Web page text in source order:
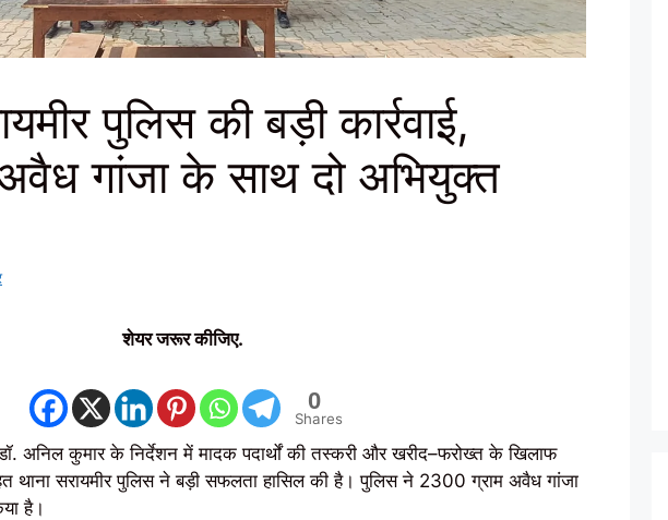
पुलिस की बड़ी कार्रवाई,
गांजा के साथ दो अभियुक्त
शेयर जरूर कीजिए.
0
Shares
अनिल कुमार के निर्देशन में मादक पदार्थों की तस्करी और खरीद–फरोख्त के खिलाफ
थाना सरायमीर पुलिस ने बड़ी सफलता हासिल की है। पुलिस ने 2300 ग्राम अवैध गांजा
है।